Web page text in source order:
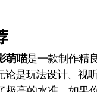
萌喵是一款制作精
论是玩法设计、视